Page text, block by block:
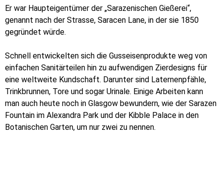
Er war Haupteigentümer der „Sarazenischen Gießerei“,
genannt nach der Strasse, Saracen Lane, in der sie 1850
gegründet würde.
Schnell entwickelten sich die Gusseisenprodukte weg von
einfachen Sanitärteilen hin zu aufwendigen Zierdesigns für
eine weltweite Kundschaft. Darunter sind Laternenpfähle,
Trinkbrunnen, Tore und sogar Urinale. Einige Arbeiten kann
man auch heute noch in Glasgow bewundern, wie der Sarazen
Fountain im Alexandra Park und der Kibble Palace in den
Botanischen Garten, um nur zwei zu nennen.